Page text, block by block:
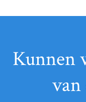
Kunnen
van